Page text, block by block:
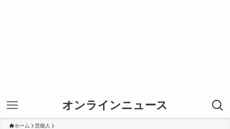
オンラインニュース
ホーム 芸能人